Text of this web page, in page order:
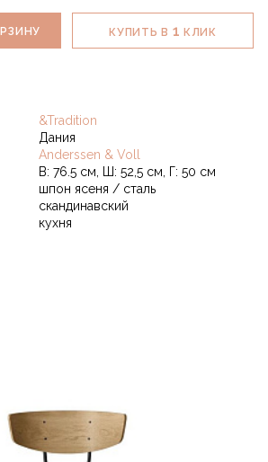
КУПИТЬ В 1 КЛИК
&Tradition
Дания
Anderssen & Voll
В: 76.5 см, Ш: 52,5 см, Г: 50 см
шпон ясеня / сталь
скандинавский
кухня